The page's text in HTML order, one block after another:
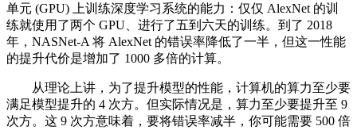
单元 (GPU) 上训练深度学习系统的能力：仅仅 AlexNet 的训
练就使用了两个 GPU、进行了五到六天的训练。到了 2018
年，NASNet-A 将 AlexNet 的错误率降低了一半，但这一性能
的提升代价是增加了 1000 多倍的计算。
从理论上讲，为了提升模型的性能，计算机的算力至少要
满足模型提升的 4 次方。但实际情况是，算力至少要提升至 9
次方。这 9 次方意味着，要将错误率减半，你可能需要 500 倍